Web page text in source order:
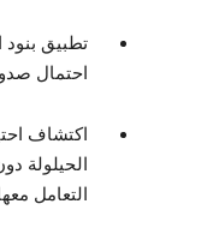
تطبيق
احتمال
اكتشاف
الحيلولة
التعامل